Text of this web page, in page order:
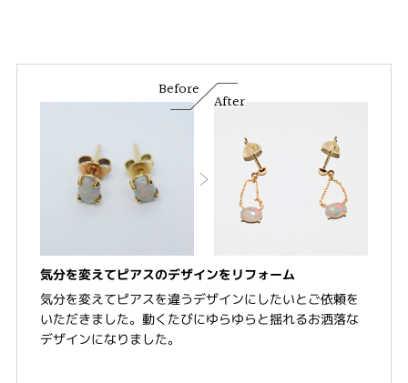
Before
After
気分を変えてピアスのデザインをリフォーム
気分を変えてピアスを違うデザインにしたいとご依頼を
いただきました。動くたびにゆらゆらと揺れるお洒落な
デザインになりました。